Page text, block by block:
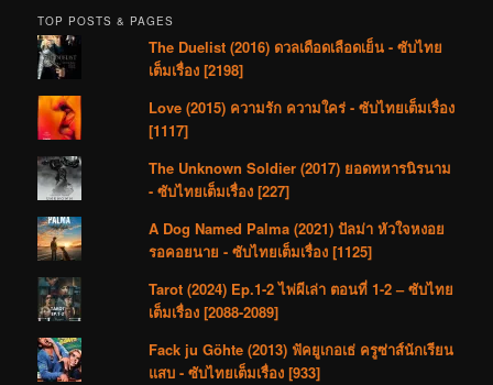
TOP POSTS & PAGES
The Duelist (2016) ดวลเดือดเลือดเย็น - ซับไทย
เต็มเรื่อง [2198]
Love (2015) ความรัก ความใคร่ - ซับไทยเต็มเรื่อง
[1117]
The Unknown Soldier (2017) ยอดทหารนิรนาม
- ซับไทยเต็มเรื่อง [227]
A Dog Named Palma (2021) ปัลม่า หัวใจหงอย
รอคอยนาย - ซับไทยเต็มเรื่อง [1125]
Tarot (2024) Ep.1-2 ไพ่ผีเล่า ตอนที่ 1-2 – ซับไทย
เต็มเรื่อง [2088-2089]
Fack ju Göhte (2013) ฟัคยูเกอเธ่ ครูซ่าส์นักเรียน
แสบ - ซับไทยเต็มเรื่อง [933]